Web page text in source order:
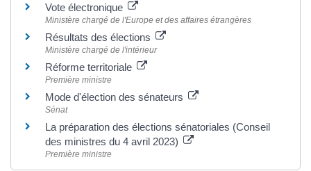
Vote électronique
Ministère chargé de l'Europe et des affaires étrangères
Résultats des élections
Ministère chargé de l'intérieur
Réforme territoriale
Première ministre
Mode d'élection des sénateurs
Sénat
La préparation des élections sénatoriales (Conseil
des ministres du 4 avril 2023)
Première ministre